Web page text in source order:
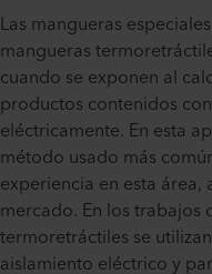
Las mangueras
mangueras
cuando se exponen al
productos contenidos
eléctricamente. En esta
método usado más
experiencia en esta
mercado. En los trabajos
termoretráctiles se
aislamiento eléctrico y